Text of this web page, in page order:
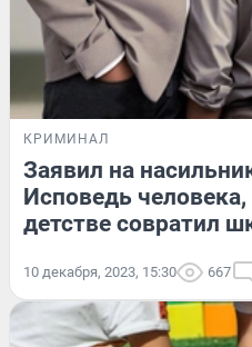
КРИМИНАЛ
Заявил на
Исповедь человека,
детстве совратил
10 декабря, 2023, 15:30 667